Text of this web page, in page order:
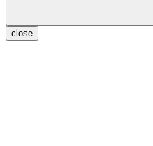
close